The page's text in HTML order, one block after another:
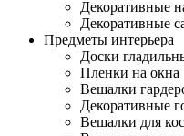
Декоративные
Декоративные
Предметы интерьера
Доски
Пленки на окна
Вешалки
Декоративные
Вешалки для